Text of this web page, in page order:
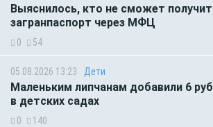
Выяснилось, кто не сможет
загранпаспорт через МФЦ
0 54
05.08.2026 13:23 Дети
Маленьким липчанам добавили 6
в детских садах
0 140